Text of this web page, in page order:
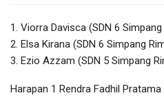
1. Viorra Davisca (SDN 6
2. Elsa Kirana (SDN 6 Simpang
3. Ezio Azzam (SDN 5 Simpang
Harapan 1 Rendra Fadhil